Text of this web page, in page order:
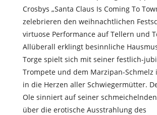
Crosbys „Santa Claus Is Coming To
zelebrieren den weihnachtlichen
virtuose Performance auf Tellern und
Allüberall erklingt besinnliche
Torge spielt sich mit seiner festlich-
Trompete und dem Marzipan-Schmelz
in die Herzen aller Schwiegermütter.
Ole sinniert auf seiner
über die erotische Ausstrahlung des